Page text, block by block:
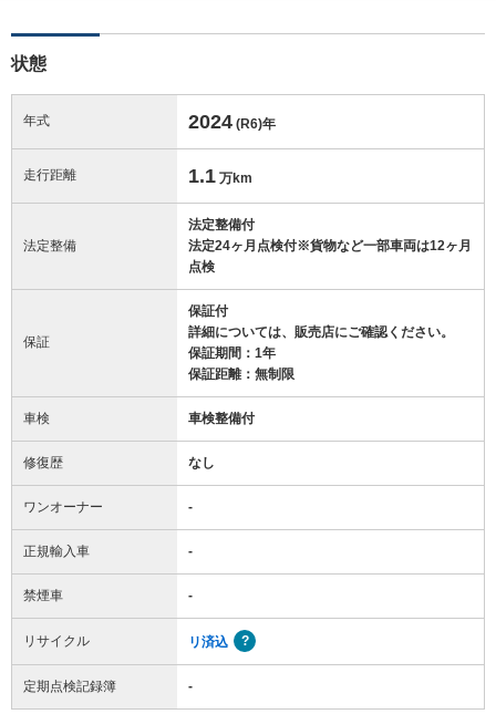
状態
年式 2024 (R6)年
走行距離 1.1 万km
法定整備
法定整備付
法定24ヶ月点検付※貨物など一部車両は12ヶ月
点検
保証
保証付
詳細については、販売店にご確認ください。
保証期間：1年
保証距離：無制限
車検 車検整備付
修復歴 なし
ワンオーナー -
正規輸入車 -
禁煙車 -
リサイクル リ済込
定期点検記録簿 -